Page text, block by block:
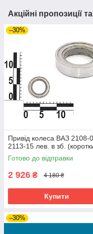
Акційні пропозиції
–30%
Привід колеса ВАЗ 2108-
2113-15 лев. в зб.
Готово до відправки
2 926 ₴ 4 180 ₴
Купити
–30%